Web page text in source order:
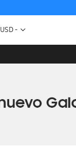
Moneda
USD -